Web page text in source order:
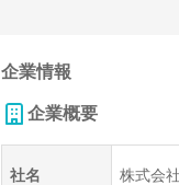
企業情報
企業概要
社名 株式会